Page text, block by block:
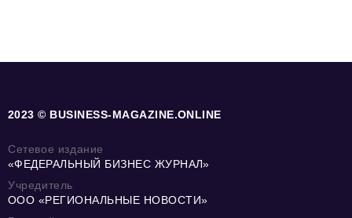
2023 © BUSINESS-MAGAZINE.ONLINE
Сетевое издание
«ФЕДЕРАЛЬНЫЙ БИЗНЕС ЖУРНАЛ»
Учредитель
ООО «РЕГИОНАЛЬНЫЕ НОВОСТИ»